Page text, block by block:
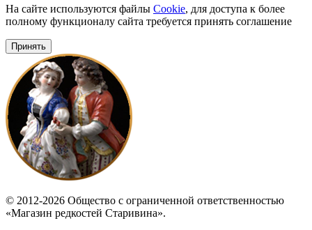
На сайте используются файлы Cookie, для доступа к более
полному функционалу сайта требуется принять соглашение
Принять
© 2012-2026 Общество с ограниченной ответственностью
«Магазин редкостей Старивина».